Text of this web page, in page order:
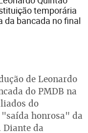
temporária
da bancada no final
de Leonardo
do PMDB na
do
honrosa" da
da